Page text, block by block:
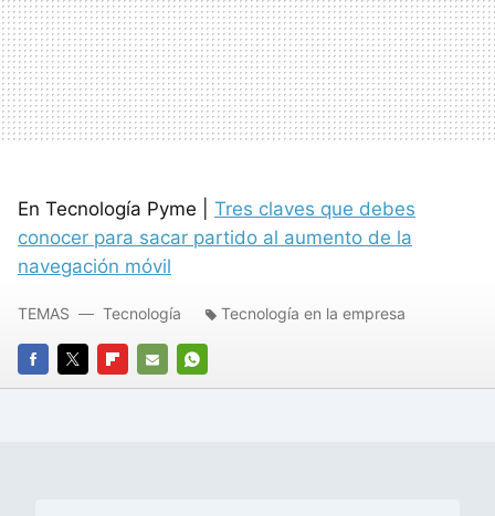
En Tecnología Pyme | Tres claves que debes
conocer para sacar partido al aumento de la
navegación móvil
FACEBOOK
TWITTERFLIPBOARD
E-
WHATSAPP
TEMAS Tecnología Tecnología en la empresa